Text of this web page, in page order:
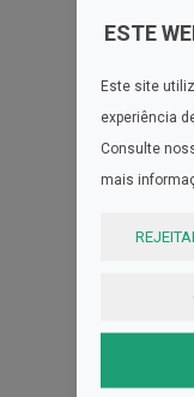
ESTE
Este site
experiência
Consulte
mais